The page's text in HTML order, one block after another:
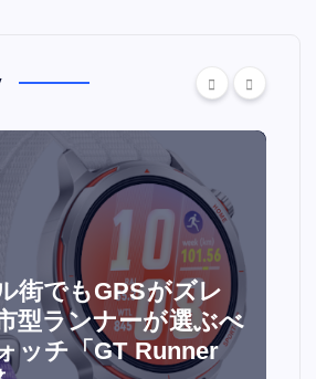
街でもGPSがズレ
型ランナーが選ぶべ
ッチ「GT Runner